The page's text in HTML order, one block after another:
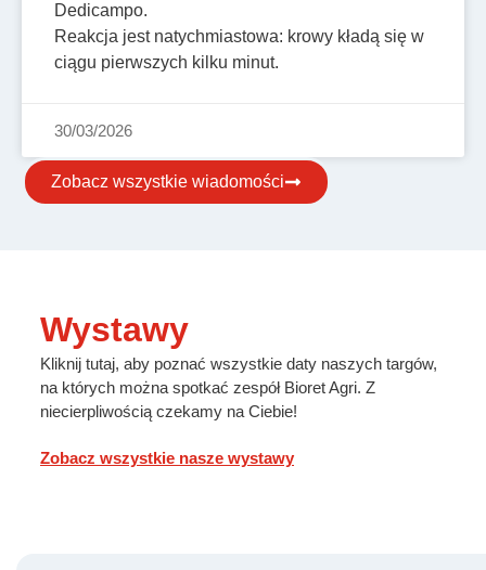
Dedicampo.
Reakcja jest natychmiastowa: krowy kładą się w
ciągu pierwszych kilku minut.
30/03/2026
Zobacz wszystkie wiadomości
Wystawy
Kliknij tutaj, aby poznać wszystkie daty naszych targów,
na których można spotkać zespół Bioret Agri. Z
niecierpliwością czekamy na Ciebie!
Zobacz wszystkie nasze wystawy